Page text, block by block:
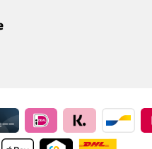
einverstanden.